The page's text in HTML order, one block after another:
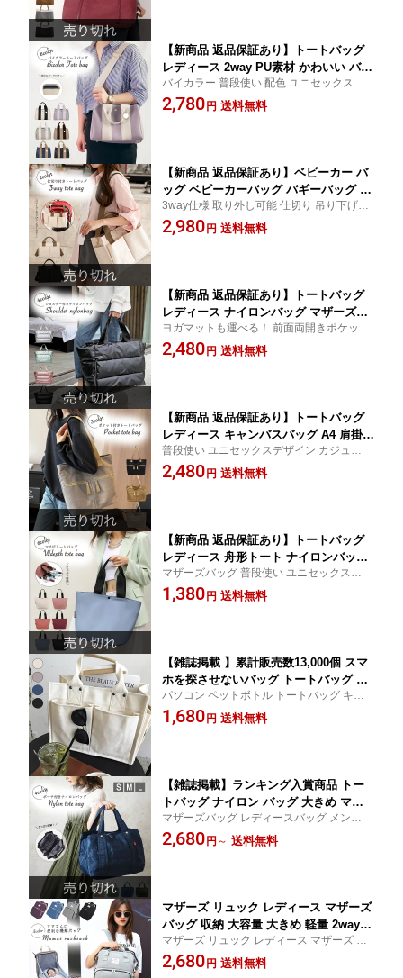
【新商品 返品保証あり】トートバッグ
レディース 2way PU素材 かわいい バッ
グ おしゃれ 可愛い 無地 バイカラー 配
色 収納 マザーズバッグ お出掛け チャ
バイカラー 普段使い 配色 ユニセックスデ
ザイン カジュアル 可愛い かわいい おしゃ
れ 大人 大きい 女性 使いやすい お出かけ
2,780 円 送料無料
【新商品 返品保証あり】ベビーカー バ
ッグ ベビーカーバッグ バギーバッグ 仕
切り付き トートバッグ マザーズバッグ
レディース ショルダーバッグ 大容量 シ
3way仕様 取り外し可能 仕切り 吊り下げシ
ョルダー 肩掛けショルダー 2点付き 軽い 可
愛い ポケット
2,980 円 送料無料
【新商品 返品保証あり】トートバッグ
レディース ナイロンバッグ マザーズバ
ッグ ショルダーバッグ 2way 旅行 ジム
ヨガ スポーツ 乾湿分離 メンズ かわい
ヨガマットも運べる！ 前面両開きポケット
スポーツバッグ おしゃれ 可愛い ふわふわ
2,480 円 送料無料
【新商品 返品保証あり】トートバッグ
レディース キャンバスバッグ A4 肩掛け
大きめ キャンバス バッグ お出掛け ト
ート 通勤 通学 おしゃれ 可愛い 無地 収
普段使い ユニセックスデザイン カジュアル
メンズ 大きい トートバック バック かばん
カバン 女性 お出かけ ママバッグ スマホ
2,480 円 送料無料
【新商品 返品保証あり】トートバッグ
レディース 舟形トート ナイロンバッグ
A4 肩掛け 手提げ 大きめ 軽量 バッグ お
出掛け ナイロン 撥水 舟形 トート 通勤
マザーズバッグ 普段使い ユニセックスデザ
イン カジュアル 大きい マグネット おしゃ
れ トートバック バック かばん カバン a4 女
1,380 円 送料無料
【雑誌掲載 】累計販売数13,000個 スマ
ホを探させないバッグ トートバッグ レ
ディース かわいい バッグ おしゃれ キ
ャンバスバッグ 可愛い 無地 A4 収納 帆
パソコン ペットボトル トートバッグ キャ
ンバス レディース キャンバス斜めがけ 図
書館 シンプル ナチュラル キャンプ ポケッ
1,680 円 送料無料
【雑誌掲載】ランキング入賞商品 トー
トバッグ ナイロン バッグ 大きめ マザ
ーズバッグ トート レディース ママバッ
グ 肩掛け 小さめ 軽量 旅行バッグ ナイ
マザーズバッグ レディースバッグ メンズバ
ッグ 旅行 使いやすい ナイロン 1泊2日サイ
ズ マザーズバッグ かわいい 仕切り 収納ポ
2,680 円 ～ 送料無料
マザーズ リュック レディース マザーズ
バッグ 収納 大容量 大きめ 軽量 2way
おしゃれ 哺乳瓶 旅行 バッグ かわいい
軽い 多機能 ベッド 赤ちゃん ママバッ
マザーズ リュック レディース マザーズ バ
ッグ 収納 大容量 大きめ 軽量 2way おしゃ
れ 哺乳瓶 旅行 バッグ かわいい 軽い
2,680 円 送料無料